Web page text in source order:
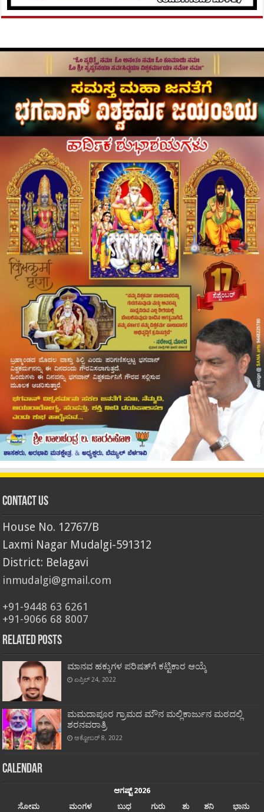
Contact Us
House No. 12767/B
Laxmi Nagar Mudalgi-591312
District: Belagavi
inmudalgi@gmail.com
+91-9448 63 6261
+91-9066 68 8007
Related Posts
ಮಾನವ ಹಕ್ಕುಗಳ ಪರಿಷತ್‍ಗೆ ಕಟ್ಟಿಕಾರ ಆಯ್ಕೆ
ಏಪ್ರಿಲ್ 24, 2022
ಮಮದಾಪೂರ ಗ್ರಾಮದ ಮೌನ ಮಲ್ಲಿಕಾರ್ಜುನ ಮಠದಲ್ಲಿ
ಶರನವರಾತ್ರಿ
ಅಕ್ಟೋಬರ್ 8, 2022
Calendar
ಆಗಷ್ಟ್ 2026
ಸೋಮ
ಮಂಗಳ ಬುಧ ಗುರು ಶು ಶನಿ ಭಾನು